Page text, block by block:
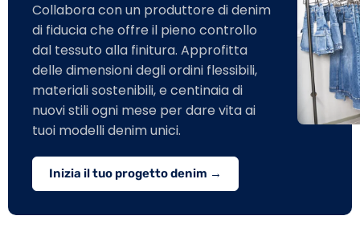
Collabora con un produttore di denim
di fiducia che offre il pieno controllo
dal tessuto alla finitura. Approfitta
delle dimensioni degli ordini flessibili,
materiali sostenibili, e centinaia di
nuovi stili ogni mese per dare vita ai
tuoi modelli denim unici.
Inizia il tuo progetto denim →